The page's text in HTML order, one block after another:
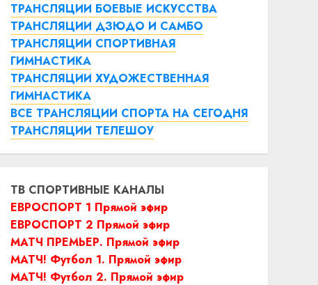
ТРАНСЛЯЦИИ БОЕВЫЕ ИСКУССТВА
ТРАНСЛЯЦИИ ДЗЮДО И САМБО
ТРАНСЛЯЦИИ СПОРТИВНАЯ
ГИМНАСТИКА
ТРАНСЛЯЦИИ ХУДОЖЕСТВЕННАЯ
ГИМНАСТИКА
ВСЕ ТРАНСЛЯЦИИ СПОРТА НА СЕГОДНЯ
ТРАНСЛЯЦИИ ТЕЛЕШОУ
ТВ СПОРТИВНЫЕ КАНАЛЫ
ЕВРОСПОРТ 1 Прямой эфир
ЕВРОСПОРТ 2 Прямой эфир
МАТЧ ПРЕМЬЕР. Прямой эфир
МАТЧ! Футбол 1. Прямой эфир
МАТЧ! Футбол 2. Прямой эфир